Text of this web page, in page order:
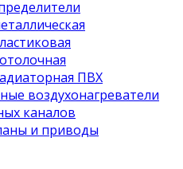
ПВХ
воздухонагреватели
каналов
и приводы